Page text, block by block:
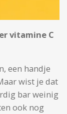
vitamine C
een handje
wist je dat
bar weinig
ook nog